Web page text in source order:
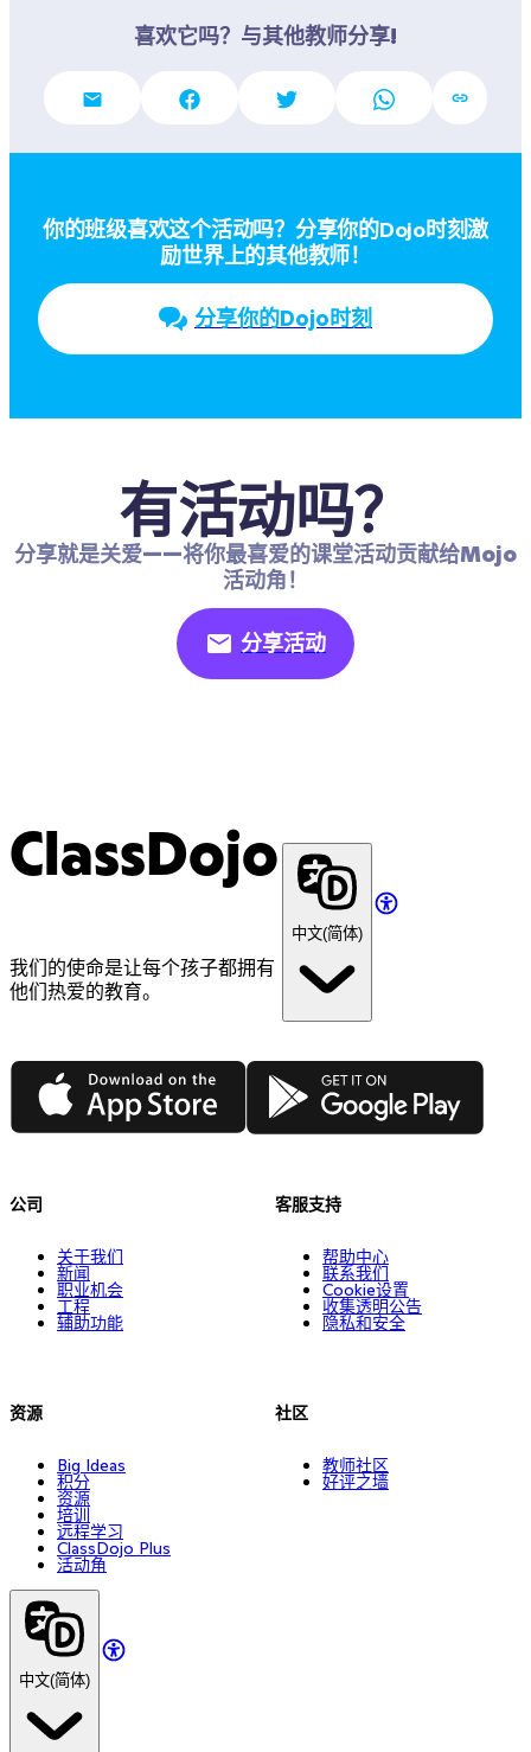
喜欢它吗？与其他教师分享!
你的班级喜欢这个活动吗？分享你的Dojo时刻激
励世界上的其他教师！
分享你的Dojo时刻
有活动吗？
分享就是关爱——将你最喜爱的课堂活动贡献给Mojo
活动角！
分享活动
ClassDojo
我们的使命是让每个孩子都拥有
他们热爱的教育。
中文(简体)
App Store Google Play
公司
关于我们
新闻
职业机会
工程
辅助功能
资源
Big Ideas
积分
资源
培训
远程学习
ClassDojo Plus
活动角
客服支持
帮助中心
联系我们
Cookie设置
收集透明公告
隐私和安全
社区
教师社区
好评之墙
中文(简体)